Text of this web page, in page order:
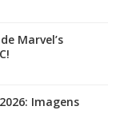
Marvel’s
Imagens